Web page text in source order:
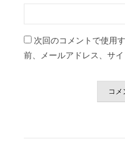
次回のコメントで使用
前、メールアドレス、サイ